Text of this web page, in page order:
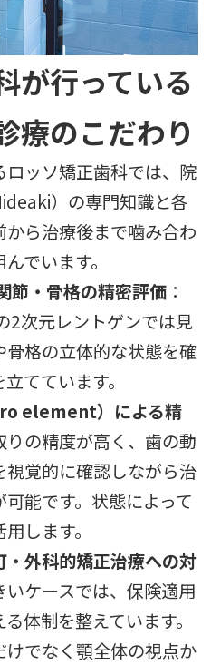
が行っている
療のこだわり
ッソ矯正歯科では、院
）の専門知識と各
ら治療後まで噛み合わ
でいます。
節・骨格の精密評価 ：
2次元レントゲンでは見
格の立体的な状態を確
てています。
element）による精
りの精度が高く、歯の動
覚的に確認しながら治
能です。状態によって
します。
外科的矯正治療への対
いケースでは、保険適用
体制を整えています。
でなく顎全体の視点か